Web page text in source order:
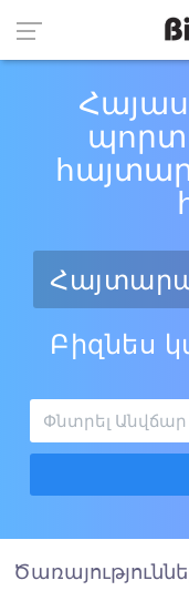
Բիզնես